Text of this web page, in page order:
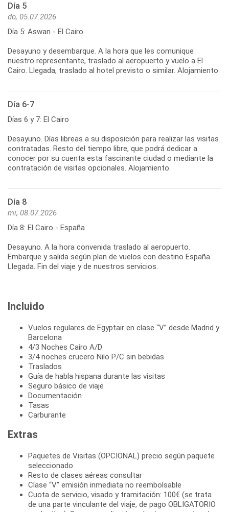
Día 5
do, 05.07.2026
Día 5: Aswan - El Cairo
Desayuno y desembarque. A la hora que les comunique
nuestro representante, traslado al aeropuerto y vuelo a El
Cairo. Llegada, traslado al hotel previsto o similar. Alojamiento.
Día 6-7
Días 6 y 7: El Cairo
Desayuno. Días libreas a su disposición para realizar las visitas
contratadas. Resto del tiempo libre, que podrá dedicar a
conocer por su cuenta esta fascinante ciudad o mediante la
contratación de visitas opcionales. Alojamiento.
Día 8
mi, 08.07.2026
Día 8: El Cairo - España
Desayuno. A la hora convenida traslado al aeropuerto.
Embarque y salida según plan de vuelos con destino España.
Llegada. Fin del viaje y de nuestros servicios.
Incluido
Vuelos regulares de Egyptair en clase “V” desde Madrid y
Barcelona
4/3 Noches Cairo A/D
3/4 noches crucero Nilo P/C sin bebidas
Traslados
Guía de habla hispana durante las visitas
Seguro básico de viaje
Documentación
Tasas
Carburante
Extras
Paquetes de Visitas (OPCIONAL) precio según paquete
seleccionado
Resto de clases aéreas consultar
Clase “V” emisión inmediata no reembolsable
Cuota de servicio, visado y tramitación: 100€ (se trata
de una parte vinculante del viaje, de pago OBLIGATORIO